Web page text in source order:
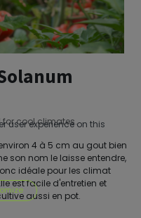
for cool climates.
4 à 5 cm au gout bien
son nom le laisse entendre,
idéale pour les climat
est facile d'entretien et
aussi en pot.
user experience on this